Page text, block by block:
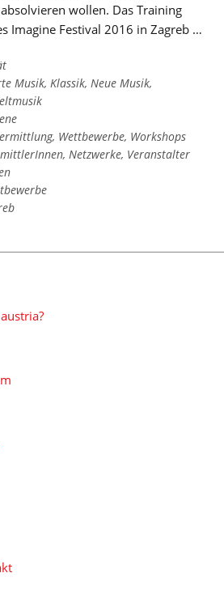
wollen. Das Training
Imagine Festival 2016 in Zagreb …
Musik, Klassik, Neue Musik,
, Wettbewerbe, Workshops
, Netzwerke, Veranstalter